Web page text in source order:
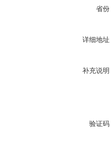
省份
详细地址
补充说明
验证码